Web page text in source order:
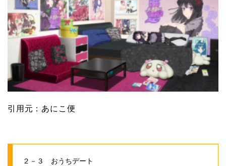
引用元：あにこ便
２－３ おうちデート